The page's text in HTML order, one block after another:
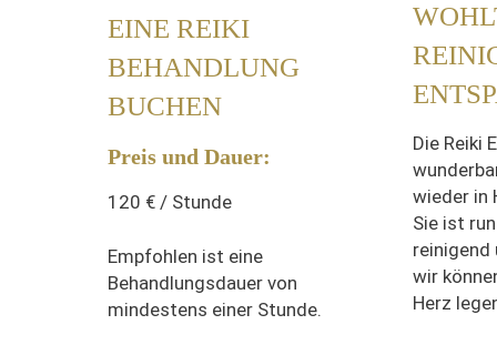
EINE REIKI
BEHANDLUNG
BUCHEN
Preis und Dauer:
120 € / Stunde
Empfohlen ist eine
Behandlungsdauer von
mindestens einer Stunde.
Die Reiki
wieder in
Sie ist
reinigend
wir
Herz